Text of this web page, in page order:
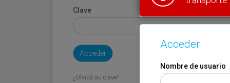
Clave
¿Olvidó su clave?
Acceder
Nombre de usuario